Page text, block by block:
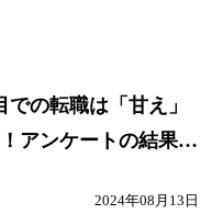
での転職は「甘え」
アンケートの結果、
2024年08月13日